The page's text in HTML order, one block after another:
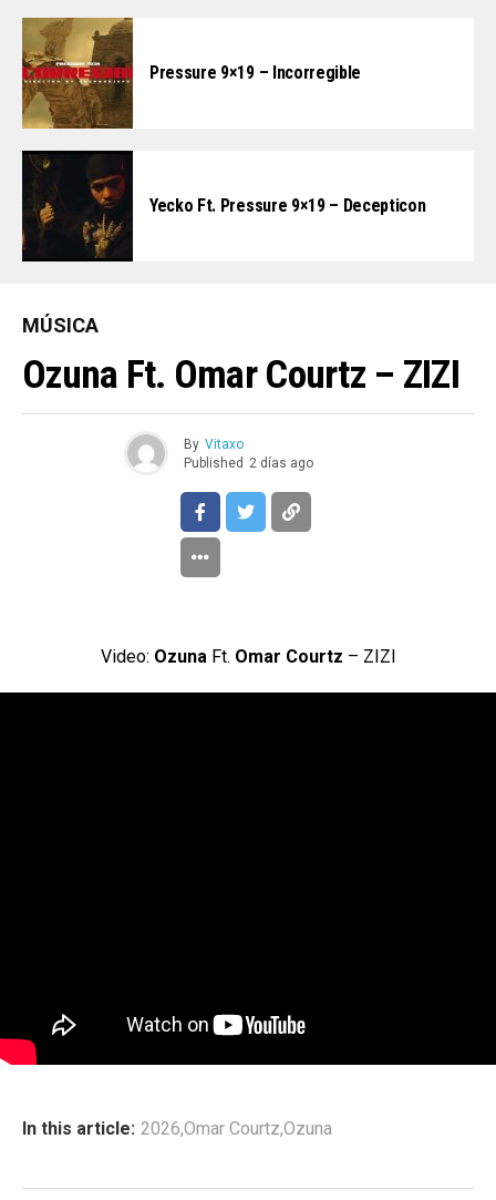
Pressure 9×19 – Incorregible
Yecko Ft. Pressure 9×19 – Decepticon
MÚSICA
Ozuna Ft. Omar Courtz – ZIZI
By Vitaxo
Published 2 días ago
Video: Ozuna Ft. Omar Courtz – ZIZI
In this article: 2026,Omar Courtz,Ozuna